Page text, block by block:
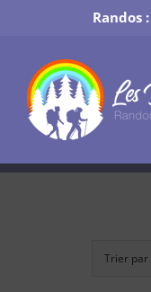
Randos :
contenu
Trier par